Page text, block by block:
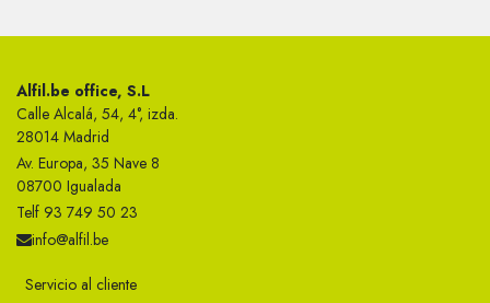
Alfil.be office, S.L
Calle Alcalá, 54, 4°, izda.
28014 Madrid
Av. Europa, 35 Nave 8
08700 Igualada
Telf 93 749 50 23
info@alfil.be
Servicio al cliente